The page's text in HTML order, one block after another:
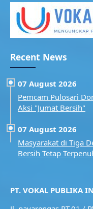
Recent News
07 August 2026
Pemcam Pulosari
Aksi "Jumat Bersih"
07 August 2026
Masyarakat di Tiga
Bersih Tetap
PT. VOKAL PUBLIKA